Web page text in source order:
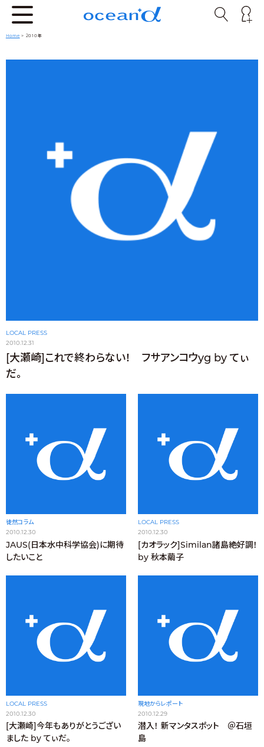
Home > 2010年
LOCAL PRESS
2010.12.31
[大瀬崎]これで終わらない！ フサアンコウyg by てぃ
だ。
徒然コラム
2010.12.30
JAUS(日本水中科学協会)に期待
したいこと
LOCAL PRESS
2010.12.30
[カオラック]Similan諸島絶好調！
by 秋本繭子
LOCAL PRESS
2010.12.30
[大瀬崎]今年もありがとうござい
ました by てぃだ。
現地からレポート
2010.12.29
潜入！ 新マンタスポット ＠石垣
島